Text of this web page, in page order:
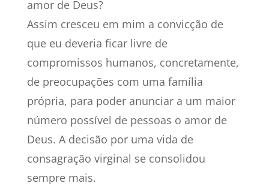
amor de Deus?
Assim cresceu em mim a convicção de
que eu deveria ficar livre de
compromissos humanos, concretamente,
de preocupações com uma família
própria, para poder anunciar a um maior
número possível de pessoas o amor de
Deus. A decisão por uma vida de
consagração virginal se consolidou
sempre mais.